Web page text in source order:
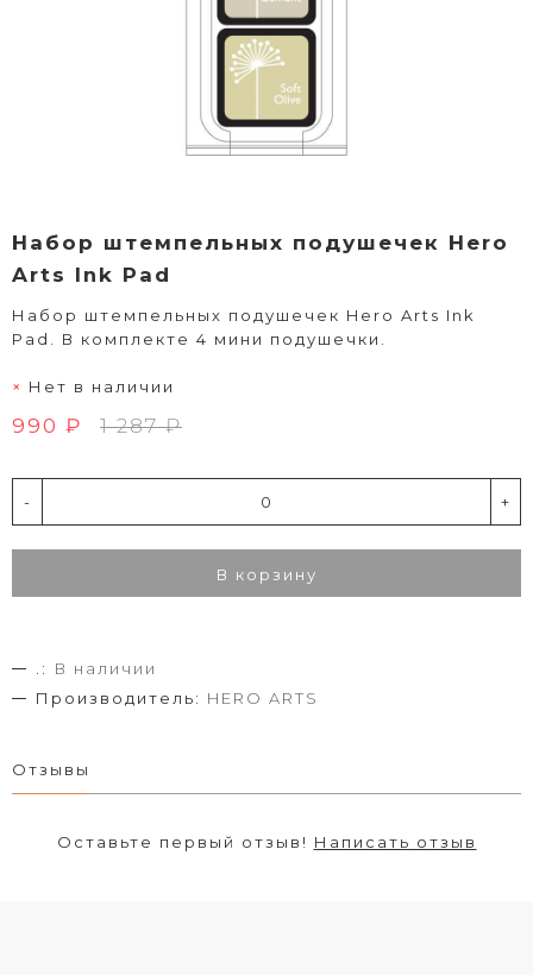
Набор штемпельных подушечек Hero
Arts Ink Pad
Набор штемпельных подушечек Hero Arts Ink
Pad. В комплекте 4 мини подушечки.
Нет в наличии
990 ₽ 1 287 ₽
- +
В корзину
.:
В наличии
Производитель: HERO ARTS
Отзывы
Оставьте первый отзыв! Написать отзыв